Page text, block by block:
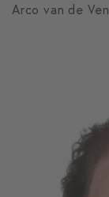
Arco van de Ven